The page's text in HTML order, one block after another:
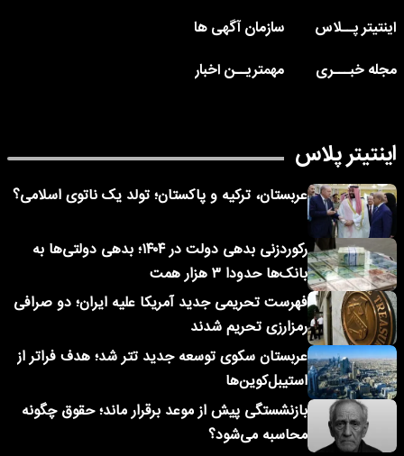
اینتیتر پــلاس
سازمان آگهی ها
مجله خبـــری
مهمتریــن اخبار
اینتیتر پلاس
عربستان، ترکیه و پاکستان؛ تولد یک ناتوی اسلامی؟
رکوردزنی بدهی دولت در ۱۴۰۴؛ بدهی دولتی‌ها به
بانک‌ها حدودا ۳ هزار همت
فهرست تحریمی جدید آمریکا علیه ایران؛ دو صرافی
رمزارزی تحریم شدند
عربستان سکوی توسعه جدید تتر شد؛ هدف فراتر از
استیبل‌کوین‌ها
بازنشستگی پیش از موعد برقرار ماند؛ حقوق چگونه
محاسبه می‌شود؟